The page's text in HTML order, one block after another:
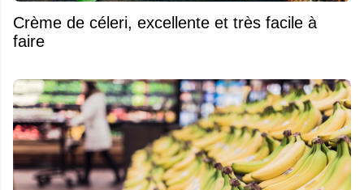
Crème de céleri, excellente et très facile à
faire